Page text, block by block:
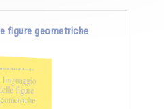
figure geometriche